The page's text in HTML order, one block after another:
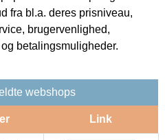
fra bl.a. deres prisniveau,
brugervenlighed,
betalingsmuligheder.
webshops
Link